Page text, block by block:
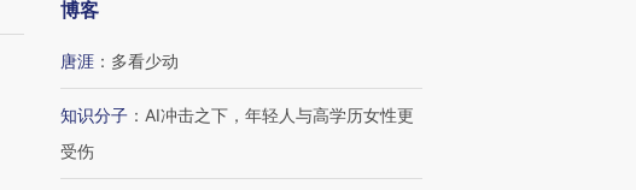
博客
唐涯 ： 多看少动
知识分子 ： AI冲击之下，年轻人与高学历女性更
受伤